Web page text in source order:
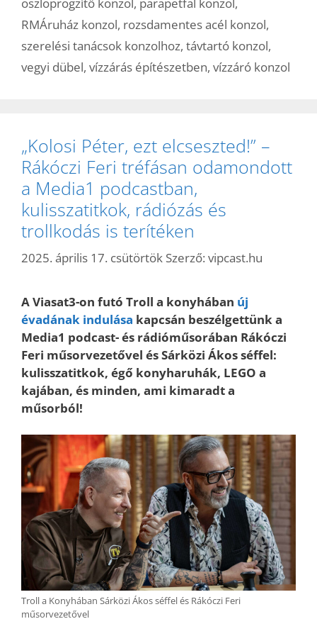
oszloprögzítő konzol , parapetfal konzol ,
RMÁruház konzol, rozsdamentes acél konzol,
szerelési tanácsok konzolhoz, távtartó konzol,
vegyi dübel, vízzárás építészetben, vízzáró konzol
„Kolosi Péter, ezt elcseszted!” –
Rákóczi Feri tréfásan odamondott
a Media1 podcastban,
kulisszatitkok, rádiózás és
trollkodás is terítéken
2025. április 17. csütörtök Szerző: vipcast.hu
A Viasat3-on futó Troll a konyhában új
évadának indulása kapcsán beszélgettünk a
Media1 podcast- és rádióműsorában Rákóczi
Feri műsorvezetővel és Sárközi Ákos séffel:
kulisszatitkok, égő konyharuhák, LEGO a
kajában, és minden, ami kimaradt a
műsorból!
Troll a Konyhában Sárközi Ákos séffel és Rákóczi Feri
műsorvezetővel